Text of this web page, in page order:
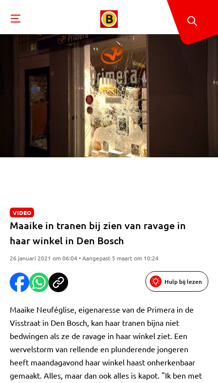
VIDEO
Maaike in tranen bij zien van ravage in
haar winkel in Den Bosch
26 januari 2021 om 06:04 • Aangepast 5 maart om 10:24
Hulp bij lezen
Maaike Neuféglise, eigenaresse van de Primera in de
Visstraat in Den Bosch, kan haar tranen bijna niet
bedwingen als ze de ravage in haar winkel ziet. Een
wervelstorm van rellende en plunderende jongeren
heeft maandagavond haar winkel haast onherkenbaar
gemaakt. Alles, maar dan ook alles is kapot. "Ik ben met